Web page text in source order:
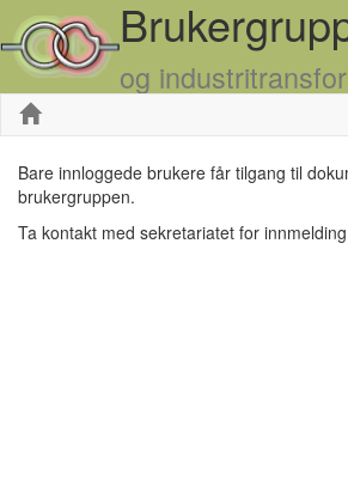
og
Bare innloggede brukere får tilgang til
brukergruppen.
Ta kontakt med sekretariatet for